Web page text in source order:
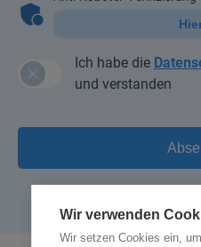
Ich habe die
und verstanden
Wir verwenden
Wir setzen Cookies ein,